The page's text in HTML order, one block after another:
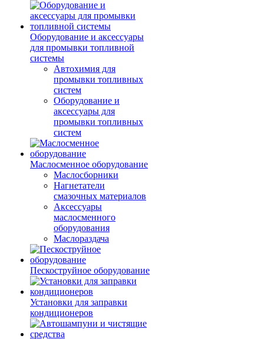
Оборудование и аксессуары
для промывки топливной
системы
Автохимия для
промывки топливных
систем
Оборудование и
аксессуары для
промывки топливных
систем
Маслосменное оборудование
Маслосборники
Нагнетатели
смазочных материалов
Аксессуары
маслосменного
оборудования
Маслораздача
Пескоструйное оборудование
Установки для заправки
кондиционеров